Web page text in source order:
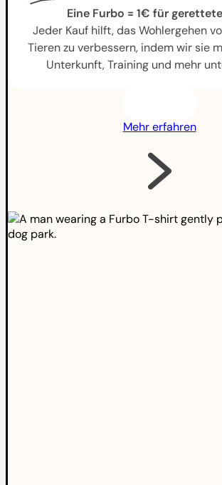
Eine Furbo = 1€ für
Jeder Kauf hilft, das Wohlergehen
Tieren zu verbessern, indem wir sie
Unterkunft, Training und mehr
Mehr erfahren